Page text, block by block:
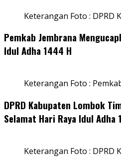
Keterangan Foto : DPRD
Pemkab Jembrana
Idul Adha 1444 H
Keterangan Foto :
DPRD Kabupaten Lombok
Selamat Hari Raya Idul Adha
Keterangan Foto : DPRD